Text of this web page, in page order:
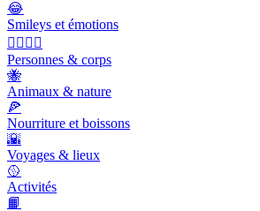
😂
Smileys et émotions
👩‍❤️‍💋‍👨
Personnes & corps
🐝
Animaux & nature
🍕
Nourriture et boissons
🌇
Voyages & lieux
🥎
Activités
📙